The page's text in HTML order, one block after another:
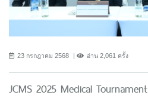
23 กรกฎาคม 2568 อ่าน 2,061 ครั้ง
JCMS 2025 Medical Tournament